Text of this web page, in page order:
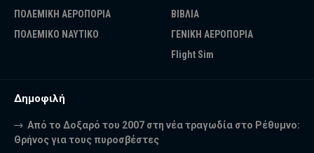
ΠΟΛΕΜΙΚΗ ΑΕΡΟΠΟΡΙΑ
ΠΟΛΕΜΙΚΟ ΝΑΥΤΙΚΟ
ΒΙΒΛΙΑ
ΓΕΝΙΚΗ ΑΕΡΟΠΟΡΙΑ
Flight Sim
Δημοφιλή
Από το Δοξαρό του 2007 στη νέα τραγωδία στο Ρέθυμνο:
Θρήνος για τους πυροσβέστες